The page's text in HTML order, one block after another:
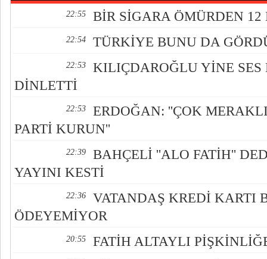
22:55 BİR SİGARA ÖMÜRDEN
22:54 TÜRKİYE BUNU DA
22:53
KILIÇDAROĞLU YİNE
DİNLETTİ
22:53
ERDOĞAN: ''ÇOK
PARTİ KURUN''
22:39
BAHÇELİ ''ALO FATİH''
YAYINI KESTİ
22:36
VATANDAŞ KREDİ KARTI
ÖDEYEMİYOR
20:55 FATİH ALTAYLI